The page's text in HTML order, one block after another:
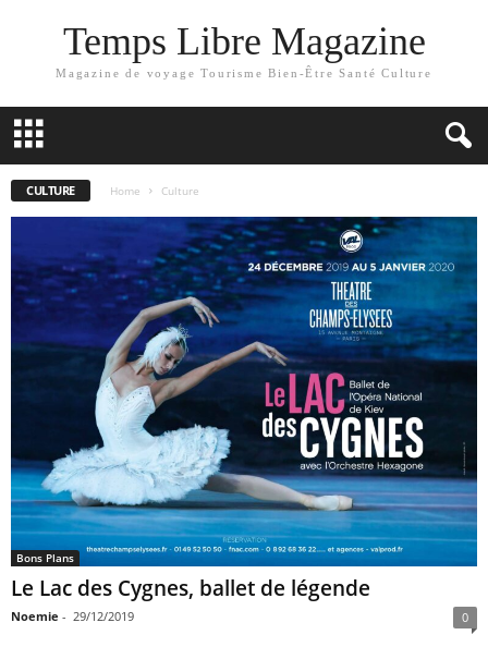
Temps Libre Magazine
Magazine de voyage Tourisme Bien-Être Santé Culture
CULTURE Home Culture
Bons Plans
Le Lac des Cygnes, ballet de légende
Noemie - 29/12/2019 0